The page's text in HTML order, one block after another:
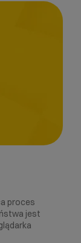
proces
jest